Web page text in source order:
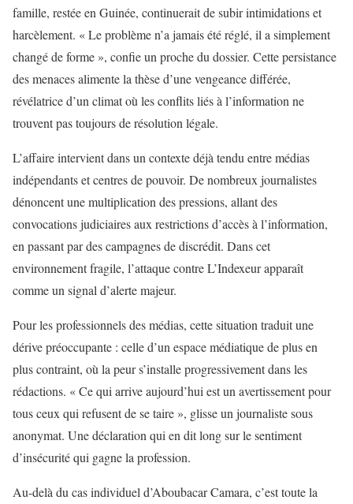
famille, restée en Guinée, continuerait de subir intimidations et
harcèlement. « Le problème n’a jamais été réglé, il a simplement
changé de forme », confie un proche du dossier. Cette persistance
des menaces alimente la thèse d’une vengeance différée,
révélatrice d’un climat où les conflits liés à l’information ne
trouvent pas toujours de résolution légale.
L’affaire intervient dans un contexte déjà tendu entre médias
indépendants et centres de pouvoir. De nombreux journalistes
dénoncent une multiplication des pressions, allant des
convocations judiciaires aux restrictions d’accès à l’information,
en passant par des campagnes de discrédit. Dans cet
environnement fragile, l’attaque contre L’Indexeur apparaît
comme un signal d’alerte majeur.
Pour les professionnels des médias, cette situation traduit une
dérive préoccupante : celle d’un espace médiatique de plus en
plus contraint, où la peur s’installe progressivement dans les
rédactions. « Ce qui arrive aujourd’hui est un avertissement pour
tous ceux qui refusent de se taire », glisse un journaliste sous
anonymat. Une déclaration qui en dit long sur le sentiment
d’insécurité qui gagne la profession.
Au-delà du cas individuel d’Aboubacar Camara, c’est toute la